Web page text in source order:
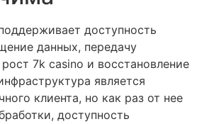
доступность
данных, передачу
7k casino и восстановление
является
клиента, но как раз от нее
доступность